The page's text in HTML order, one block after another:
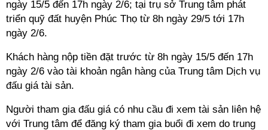
ngày 15/5 đến 17h ngày 2/6; tại trụ sở Trung tâm phát
triển quỹ đất huyện Phúc Thọ từ 8h ngày 29/5 tới 17h
ngày 2/6.
Khách hàng nộp tiền đặt trước từ 8h ngày 15/5 đến 17h
ngày 2/6 vào tài khoản ngân hàng của Trung tâm Dịch vụ
đấu giá tài sản.
Người tham gia đấu giá có nhu cầu đi xem tài sản liên hệ
với Trung tâm để đăng ký tham gia buổi đi xem do trung